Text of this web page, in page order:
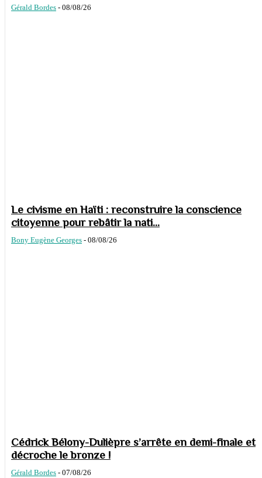
Gérald Bordes - 08/08/26
Le civisme en Haïti : reconstruire la conscience
citoyenne pour rebâtir la nati...
Bony Eugène Georges - 08/08/26
Cédrick Bélony-Dulièpre s’arrête en demi-finale et
décroche le bronze !
Gérald Bordes - 07/08/26